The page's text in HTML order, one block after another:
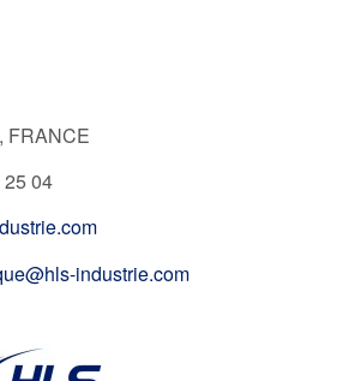
FRANCE
25 04
industrie.com